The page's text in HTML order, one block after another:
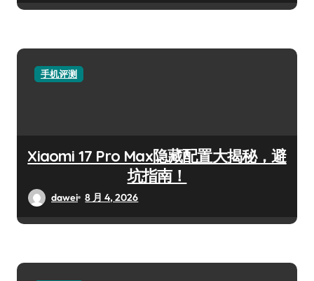
手机评测
Xiaomi 17 Pro Max隐藏配置大揭秘，避
坑指南！
dawei 8 月 4, 2026